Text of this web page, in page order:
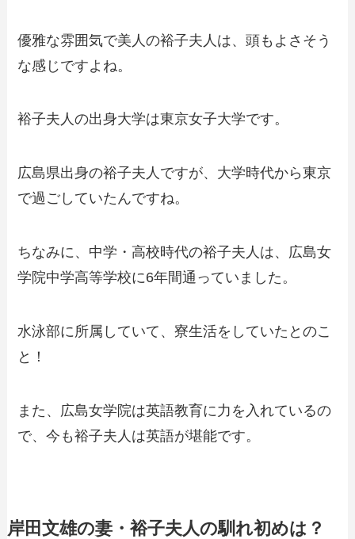
優雅な雰囲気で美人の裕子夫人は、頭もよさそう
な感じですよね。
裕子夫人の出身大学は東京女子大学です。
広島県出身の裕子夫人ですが、大学時代から東京
で過ごしていたんですね。
ちなみに、中学・高校時代の裕子夫人は、広島女
学院中学高等学校に6年間通っていました。
水泳部に所属していて、寮生活をしていたとのこ
と！
また、広島女学院は英語教育に力を入れているの
で、今も裕子夫人は英語が堪能です。
岸田文雄の妻・裕子夫人の馴れ初めは？